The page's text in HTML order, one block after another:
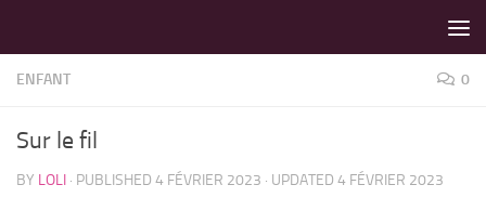
ENFANT 0
Sur le fil
BY LOLI · PUBLISHED 4 FÉVRIER 2023 · UPDATED 4 FÉVRIER 2023